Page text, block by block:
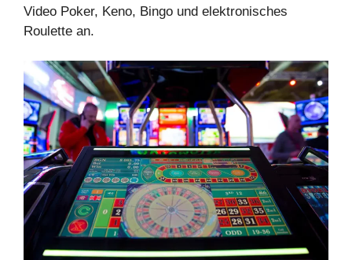
Video Poker, Keno, Bingo und elektronisches
Roulette an.